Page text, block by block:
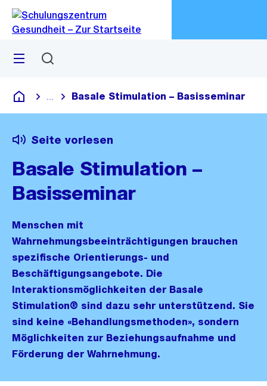
Navigation
Sprunglink
Menü
Schulungszentrum Gesundheit
Blende alle Breadcrumbs ein
Basale Stimulation – Basisseminar
Seite vorlesen
Basale Stimulation –
Basisseminar
Menschen mit
Wahrnehmungsbeeinträchtigungen brauchen
spezifische Orientierungs- und
Beschäftigungsangebote. Die
Interaktionsmöglichkeiten der Basale
Stimulation® sind dazu sehr unterstützend. Sie
sind keine «Behandlungsmethoden», sondern
Möglichkeiten zur Beziehungsaufnahme und
Förderung der Wahrnehmung.